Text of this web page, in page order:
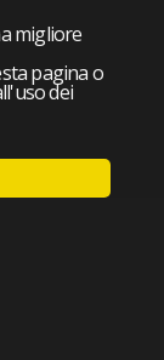
migliore
pagina o
dei